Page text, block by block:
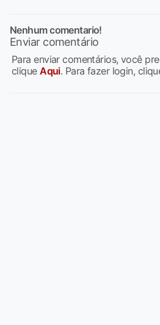
Nenhum comentario!
Enviar comentário
Para enviar comentários, você
cliqueAqui. Para fazer login,